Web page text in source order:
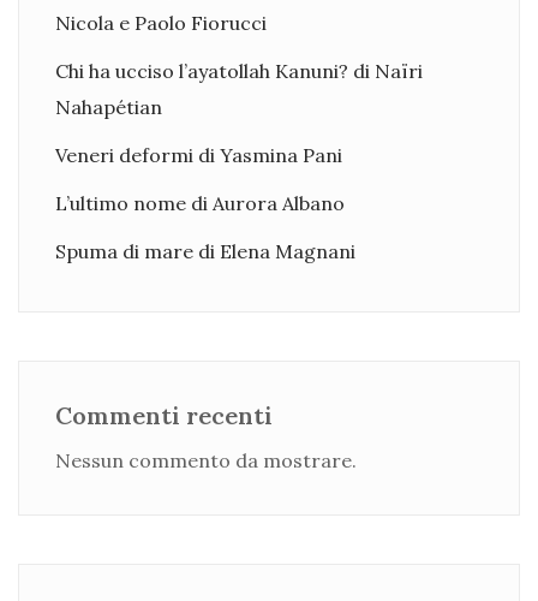
Nicola e Paolo Fiorucci
Chi ha ucciso l’ayatollah Kanuni? di Naïri
Nahapétian
Veneri deformi di Yasmina Pani
L’ultimo nome di Aurora Albano
Spuma di mare di Elena Magnani
Commenti recenti
Nessun commento da mostrare.